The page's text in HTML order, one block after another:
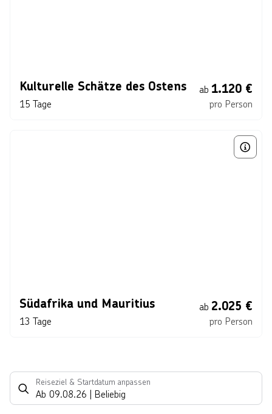
Kulturelle Schätze des Ostens
15 Tage
ab 1.120 €
pro Person
Bild von ©
Südafrika und Mauritius
13 Tage
ab 2.025 €
pro Person
Reiseziel & Startdatum anpassen
Ab 09.08.26 | Beliebig